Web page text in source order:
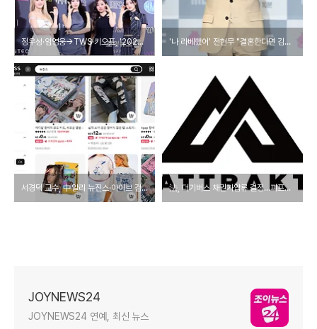
정우성·임영웅→TWS·키오프, '2024 브랜드 고객충성도 대상' '나 라베했어' 전현무 "결혼한다면 김국진에 주례 부탁, 인생 스승"
서경덕 교수, 中알리 뉴진스·아이브 검색…"짝퉁 상품 넘쳐" 法, 더기버스 채권가압류 결정…피프티 측 "손배 금액 확장 예정"(공식)
JOYNEWS24
JOYNEWS24 연예, 최신 뉴스